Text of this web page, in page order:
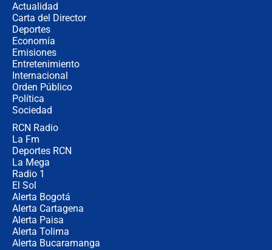
Actualidad
Carta del Director
Deportes
Economía
Emisiones
Entretenimiento
Internacional
Orden Público
Política
Sociedad
RCN Radio
La Fm
Deportes RCN
La Mega
Radio 1
El Sol
Alerta Bogotá
Alerta Cartagena
Alerta Paisa
Alerta Tolima
Alerta Bucaramanga